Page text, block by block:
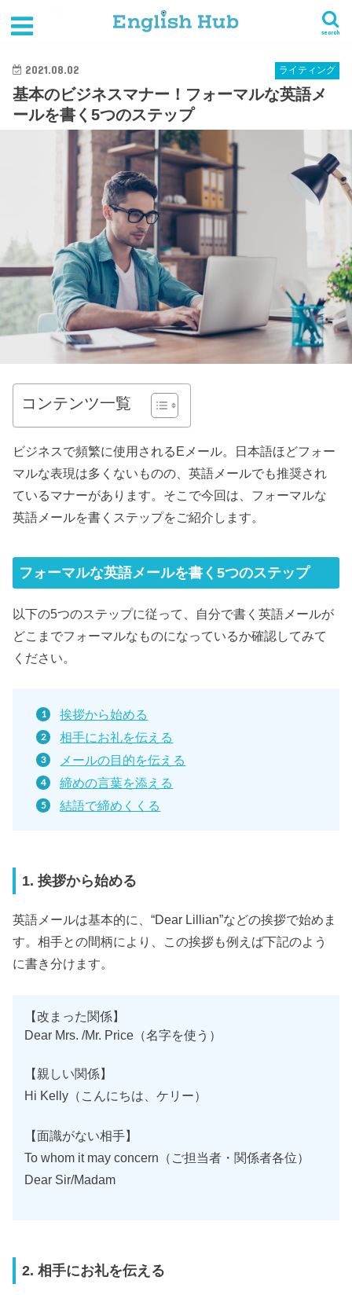
search
ライティング
基本のビジネスマナー！フォーマルな英語メールを書く5つのステップ
ライティング
2021.08.02
基本のビジネスマナー！フォーマルな英語メ
ールを書く5つのステップ
コンテンツ一覧
ビジネスで頻繁に使用されるEメール。日本語ほどフォー
マルな表現は多くないものの、英語メールでも推奨され
ているマナーがあります。そこで今回は、フォーマルな
英語メールを書くステップをご紹介します。
フォーマルな英語メールを書く5つのステップ
以下の5つのステップに従って、自分で書く英語メールが
どこまでフォーマルなものになっているか確認してみて
ください。
挨拶から始める
相手にお礼を伝える
メールの目的を伝える
締めの言葉を添える
結語で締めくくる
1. 挨拶から始める
英語メールは基本的に、“Dear Lillian”などの挨拶で始めま
す。相手との間柄により、この挨拶も例えば下記のよう
に書き分けます。
【改まった関係】
Dear Mrs. /Mr. Price（名字を使う）
【親しい関係】
Hi Kelly（こんにちは、ケリー）
【面識がない相手】
To whom it may concern（ご担当者・関係者各位）
Dear Sir/Madam
2. 相手にお礼を伝える